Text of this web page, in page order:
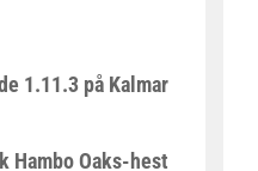
1.11.3 på Kalmar
Hambo Oaks-hest